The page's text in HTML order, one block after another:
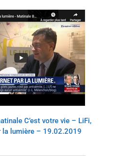
C’est votre vie – LiFi,
la lumière – 19.02.2019